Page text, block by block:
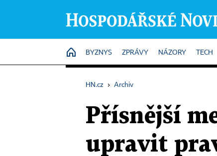
HOME
BYZNYS ZPRÁVY NÁZORY TECH
HN.cz › Archiv
Přísnější
upravit